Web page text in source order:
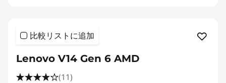
比較リストに追加
Lenovo V14 Gen 6 AMD
(11)